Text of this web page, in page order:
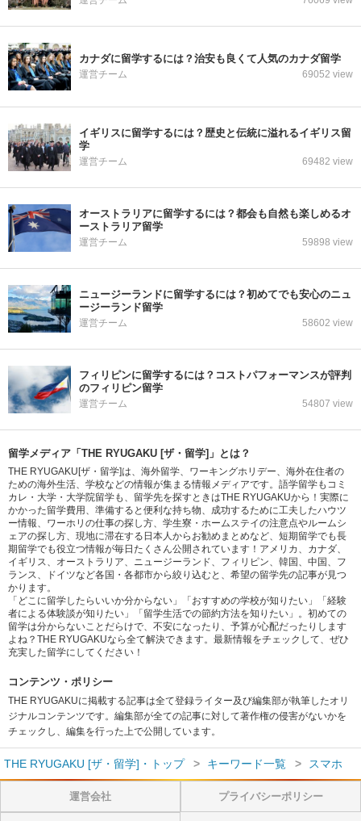
カナダに留学するには？治安も良くて人気のカナダ留学
運営チーム 69052 view
イギリスに留学するには？歴史と伝統に溢れるイギリス留
学
運営チーム 69482 view
オーストラリアに留学するには？都会も自然も楽しめるオ
ーストラリア留学
運営チーム 59898 view
ニュージーランドに留学するには？初めてでも安心のニュ
ージーランド留学
運営チーム 58602 view
フィリピンに留学するには？コストパフォーマンスが評判
のフィリピン留学
運営チーム 54807 view
留学メディア「THE RYUGAKU [ザ・留学]」とは？
THE RYUGAKU[ザ・留学]は、海外留学、ワーキングホリデー、海外在住者の
ための海外生活、学校などの情報が集まる情報メディアです。語学留学もコミ
カレ・大学・大学院留学も、留学先を探すときはTHE RYUGAKUから！実際に
かかった留学費用、準備すると便利な持ち物、成功するために工夫したハウツ
ー情報、ワーホリの仕事の探し方、学生寮・ホームステイの注意点やルームシ
ェアの探し方、現地に滞在する日本人からお勧めまとめなど、短期留学でも長
期留学でも役立つ情報が毎日たくさん公開されています！アメリカ、カナダ、
イギリス、オーストラリア、ニュージーランド、フィリピン、韓国、中国、フ
ランス、ドイツなど各国・各都市から絞り込むと、希望の留学先の記事が見つ
かります。
「どこに留学したらいいか分からない」「おすすめの学校が知りたい」「経験
者による体験談が知りたい」「留学生活での節約方法を知りたい」。初めての
留学は分からないことだらけで、不安になったり、予算が心配だったりします
よね？THE RYUGAKUなら全て解決できます。最新情報をチェックして、ぜひ
充実した留学にしてください！
コンテンツ・ポリシー
THE RYUGAKUに掲載する記事は全て登録ライター及び編集部が執筆したオリ
ジナルコンテンツです。編集部が全ての記事に対して著作権の侵害がないかを
チェックし、編集を行った上で公開しています。
THE RYUGAKU [ザ・留学]・トップ キーワード一覧 スマホ
運営会社 プライバシーポリシー